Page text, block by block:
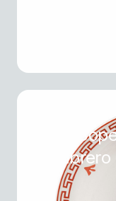
Plato